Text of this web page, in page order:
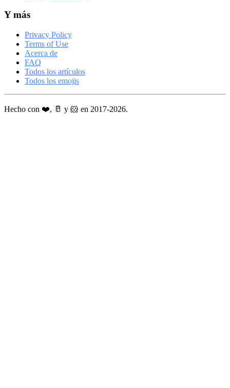
Y más
Privacy Policy
Terms of Use
Acerca de
FAQ
Todos los artículos
Todos los emojis
Hecho con ❤️, 🥛 y 🐹 en 2017-2026.